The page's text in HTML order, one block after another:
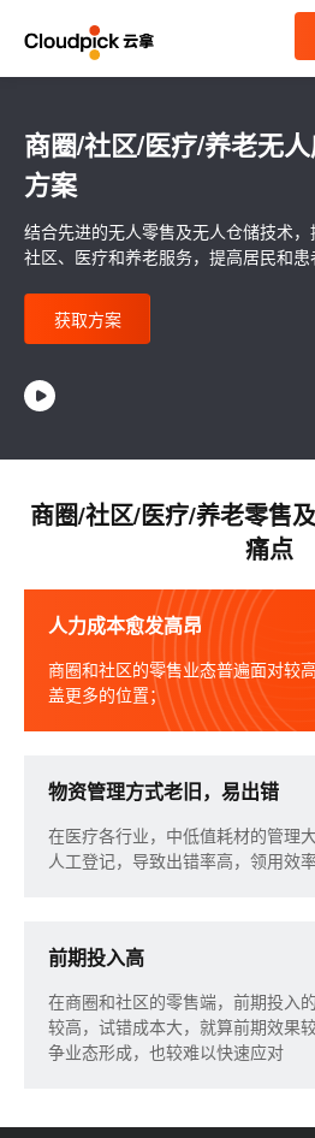
商圈/社区/医疗/养老无
方案
结合先进的无人零售及无人仓储技术
社区、医疗和养老服务，提高居民和
获取方案
商圈/社区/医疗/养老零售
痛点
人力成本愈发高昂
商圈和社区的零售业态普遍面对较
盖更多的位置；
物资管理方式老旧，易出错
在医疗各行业，中低值耗材的管理
人工登记，导致出错率高，领用效
前期投入高
在商圈和社区的零售端，前期投入
较高，试错成本大，就算前期效果
争业态形成，也较难以快速应对